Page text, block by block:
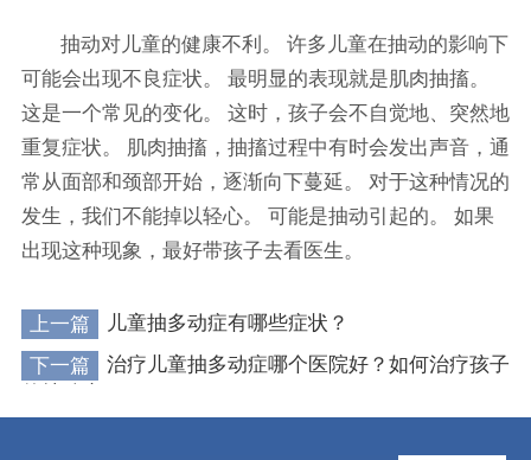
抽动对儿童的健康不利。 许多儿童在抽动的影响下
可能会出现不良症状。 最明显的表现就是肌肉抽搐。
这是一个常见的变化。 这时，孩子会不自觉地、突然地
重复症状。 肌肉抽搐，抽搐过程中有时会发出声音，通
常从面部和颈部开始，逐渐向下蔓延。 对于这种情况的
发生，我们不能掉以轻心。 可能是抽动引起的。 如果
出现这种现象，最好带孩子去看医生。
上一篇
儿童抽多动症有哪些症状？
下一篇
治疗儿童抽多动症哪个医院好？如何治疗孩子